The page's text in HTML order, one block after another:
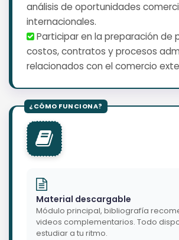
análisis de oportunidades
internacionales.
Participar en la preparación de
costos, contratos y procesos
relacionados con el comercio
Material descargable
Módulo principal, bibliografía
videos complementarios. Todo
estudiar a tu ritmo.